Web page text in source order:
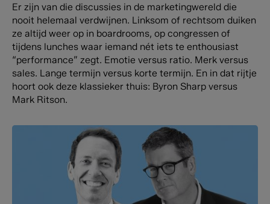
Er zijn van die discussies in de marketingwereld die
nooit helemaal verdwijnen. Linksom of rechtsom duiken
ze altijd weer op in boardrooms, op congressen of
tijdens lunches waar iemand nét iets te enthousiast
“performance” zegt. Emotie versus ratio. Merk versus
sales. Lange termijn versus korte termijn. En in dat rijtje
hoort ook deze klassieker thuis: Byron Sharp versus
Mark Ritson.